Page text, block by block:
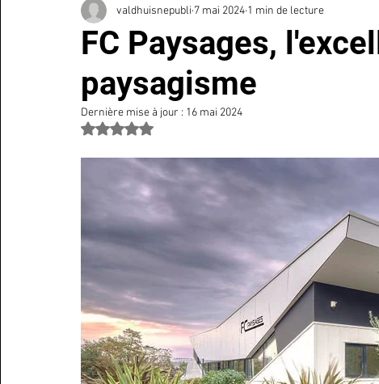
ZONE DE DISTRIBUTION 28 ZONE DE DISTRIBUTION
3 JOURS LA FERTE COMICE AGRICOLE
FC Paysages,
paysagisme
valdhuisnepubli 7 mai 2024 1 min de lecture
Dernière mise à jour : 16 mai 2024
Noté NaN étoiles sur 5.